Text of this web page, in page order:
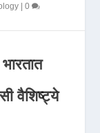
|0
वैशिष्ट्ये